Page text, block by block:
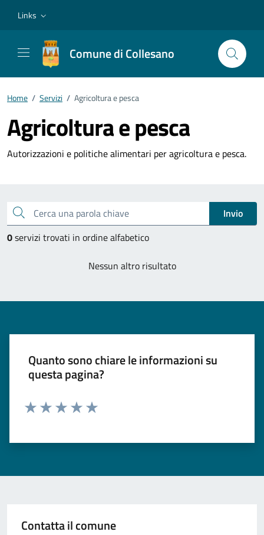
Links
Comune di Collesano
Home / Servizi / Agricoltura e pesca
Agricoltura e pesca
Autorizzazioni e politiche alimentari per agricoltura e pesca.
Cerca una parola chiave
Invio
0servizi trovati in ordine alfabetico
Nessun altro risultato
Quanto sono chiare le informazioni su
questa pagina?
Contatta il comune